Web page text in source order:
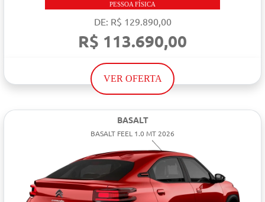
PESSOA FÍSICA
DE: R$ 129.890,00
R$ 113.690,00
VER OFERTA
BASALT
BASALT FEEL 1.0 MT 2026